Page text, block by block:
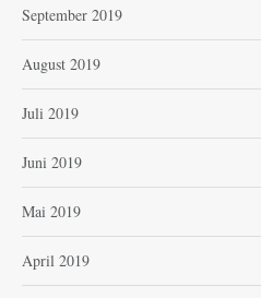
September 2019
August 2019
Juli 2019
Juni 2019
Mai 2019
April 2019